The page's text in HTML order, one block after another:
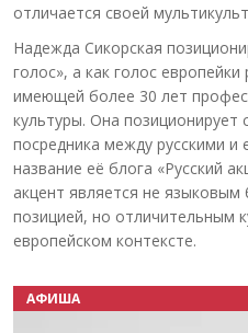
отличается своей
Надежда Сикорская
голос», а как голос
имеющей более 30 лет
культуры. Она позиционирует
посредника между русскими и
название её блога «Русский
акцент является не
позицией, но отличительным
европейском контексте.
АФИША